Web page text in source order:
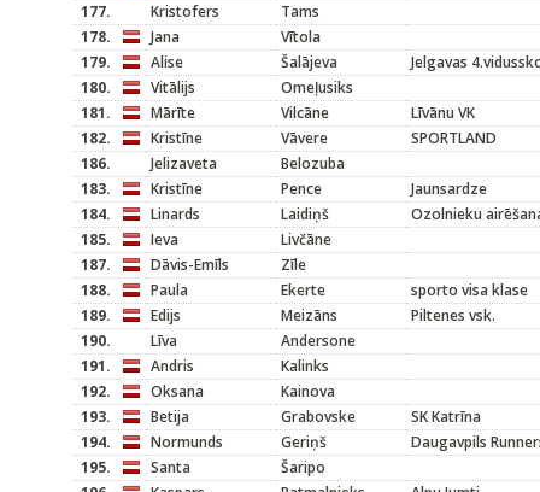
177.
Kristofers
Tams
178.
Jana
Vītola
179.
Alise Šalājeva
Jelgavas
180.
Vitālijs
Omeļusiks
181.
Mārīte Vilcāne
Līvānu VK
182.
Kristīne Vāvere
SPORTLAND
186.
Jelizaveta
Belozuba
183.
Kristīne Pence
Jaunsardze
184.
Linards Laidiņš
Ozolnieku
185.
Ieva
Livčāne
187.
Dāvis-Emīls
Zīle
188.
Paula Ekerte
sporto visa klase
189.
Edijs Meizāns
Piltenes vsk.
190.
Līva
Andersone
191.
Andris
Kalinks
192.
Oksana
Kainova
193.
Betija Grabovske
SK Katrīna
194.
Normunds Geriņš
Daugavpils
195.
Santa
Šaripo